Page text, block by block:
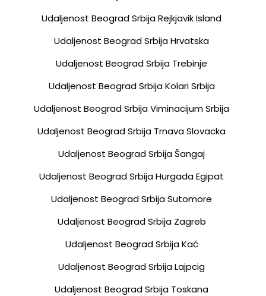
Udaljenost Beograd Srbija Rejkjavik Island
Udaljenost Beograd Srbija Hrvatska
Udaljenost Beograd Srbija Trebinje
Udaljenost Beograd Srbija Kolari Srbija
Udaljenost Beograd Srbija Viminacijum Srbija
Udaljenost Beograd Srbija Trnava Slovacka
Udaljenost Beograd Srbija Šangaj
Udaljenost Beograd Srbija Hurgada Egipat
Udaljenost Beograd Srbija Sutomore
Udaljenost Beograd Srbija Zagreb
Udaljenost Beograd Srbija Kać
Udaljenost Beograd Srbija Lajpcig
Udaljenost Beograd Srbija Toskana